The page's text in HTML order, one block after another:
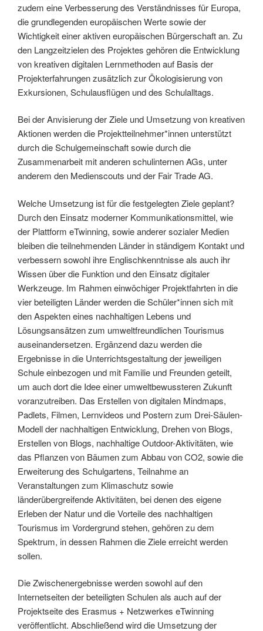
zudem eine Verbesserung des Verständnisses für Europa,
die grundlegenden europäischen Werte sowie der
Wichtigkeit einer aktiven europäischen Bürgerschaft an. Zu
den Langzeitzielen des Projektes gehören die Entwicklung
von kreativen digitalen Lernmethoden auf Basis der
Projekterfahrungen zusätzlich zur Ökologisierung von
Exkursionen, Schulausflügen und des Schulalltags.
Bei der Anvisierung der Ziele und Umsetzung von kreativen
Aktionen werden die Projektteilnehmer*innen unterstützt
durch die Schulgemeinschaft sowie durch die
Zusammenarbeit mit anderen schulinternen AGs, unter
anderem den Medienscouts und der Fair Trade AG.
Welche Umsetzung ist für die festgelegten Ziele geplant?
Durch den Einsatz moderner Kommunikationsmittel, wie
der Plattform eTwinning, sowie anderer sozialer Medien
bleiben die teilnehmenden Länder in ständigem Kontakt und
verbessern sowohl ihre Englischkenntnisse als auch ihr
Wissen über die Funktion und den Einsatz digitaler
Werkzeuge. Im Rahmen einwöchiger Projektfahrten in die
vier beteiligten Länder werden die Schüler*innen sich mit
den Aspekten eines nachhaltigen Lebens und
Lösungsansätzen zum umweltfreundlichen Tourismus
auseinandersetzen. Ergänzend dazu werden die
Ergebnisse in die Unterrichtsgestaltung der jeweiligen
Schule einbezogen und mit Familie und Freunden geteilt,
um auch dort die Idee einer umweltbewussteren Zukunft
voranzutreiben. Das Erstellen von digitalen Mindmaps,
Padlets, Filmen, Lernvideos und Postern zum Drei-Säulen-
Modell der nachhaltigen Entwicklung, Drehen von Blogs,
Erstellen von Blogs, nachhaltige Outdoor-Aktivitäten, wie
das Pflanzen von Bäumen zum Abbau von CO2, sowie die
Erweiterung des Schulgartens, Teilnahme an
Veranstaltungen zum Klimaschutz sowie
länderübergreifende Aktivitäten, bei denen des eigene
Erleben der Natur und die Vorteile des nachhaltigen
Tourismus im Vordergrund stehen, gehören zu dem
Spektrum, in dessen Rahmen die Ziele erreicht werden
sollen.
Die Zwischenergebnisse werden sowohl auf den
Internetseiten der beteiligten Schulen als auch auf der
Projektseite des Erasmus + Netzwerkes eTwinning
veröffentlicht. Abschließend wird die Umsetzung der